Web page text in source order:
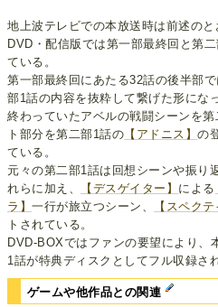
地上波テレビでの本放送時は前述のと
DVD・配信版では第一部最終回と第
ている。
第一部最終回にあたる32話の後半部
部1話の内容を抜粋して繋げた形にな
終わっていたアベルの戦闘シーンを
ト部分を第二部1話の 【アドニス】の
ている。
元々の第二部1話は回想シーンや振り
れらに加え、
【デスゲイター】 による
ラ】一行が旅立つシーン、 【スペクテ
トされている。
DVD-BOXではファンの要望により、
1話が特典ディスクとしてフル収録さ
ゲームや他作品との関連